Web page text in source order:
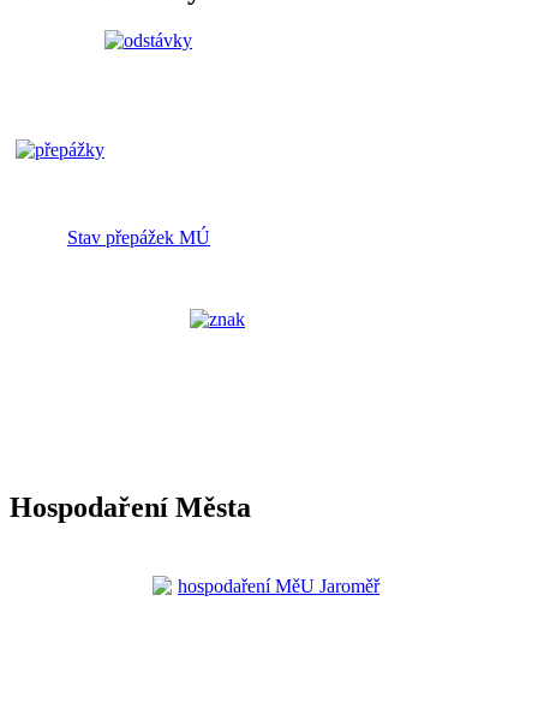
Stav přepážek MÚ
Hospodaření Města